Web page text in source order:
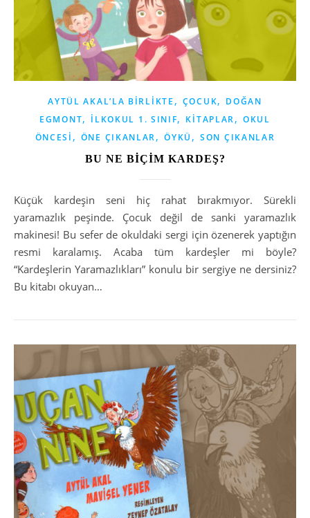
AYTÜL AKAL’LA BIRLIKTE , ÇOCUK, DOĞAN
EGMONT, İLKOKUL 1. SINIF, KITAPLAR,OKUL
ÖNCESI , ÖNE ÇIKANLAR,ÖYKÜ , SON ÇIKANLAR
BU NE BİÇİM KARDEŞ?
Küçük kardeşin seni hiç rahat bırakmıyor. Sürekli
yaramazlık peşinde. Çocuk değil de sanki yaramazlık
makinesi! Bu sefer de okuldaki sergi için özenerek yaptığın
resmi karalamış. Acaba tüm kardeşler mi böyle?
“Kardeşlerin Yaramazlıkları” konulu bir sergiye ne dersiniz?
Bu kitabı okuyan…